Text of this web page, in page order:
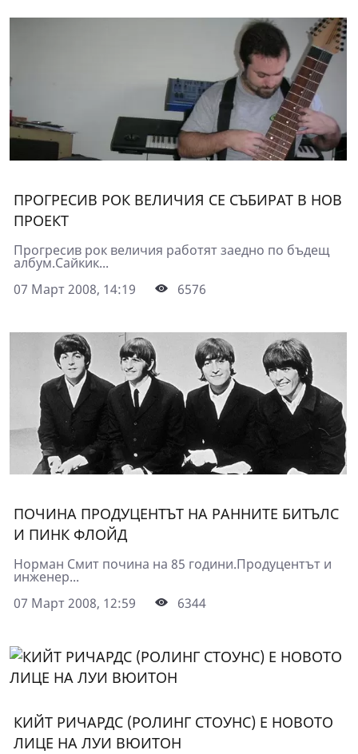
ПРОГРЕСИВ РОК ВЕЛИЧИЯ СЕ СЪБИРАТ В НОВ
ПРОЕКТ
Прогресив рок величия работят заедно по бъдещ
албум.Сайкик...
07 Март 2008, 14:19
6576
ПОЧИНА ПРОДУЦЕНТЪТ НА РАННИТЕ БИТЪЛС
И ПИНК ФЛОЙД
Норман Смит почина на 85 години.Продуцентът и
инженер...
07 Март 2008, 12:59
6344
КИЙТ РИЧАРДС (РОЛИНГ СТОУНС) Е НОВОТО
ЛИЦЕ НА ЛУИ ВЮИТОН